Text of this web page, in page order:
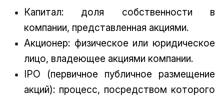
Капитал: доля собственности в
компании, представленная акциями.
Акционер: физическое или юридическое
лицо, владеющее акциями компании.
IPO (первичное публичное размещение
акций): процесс, посредством которого